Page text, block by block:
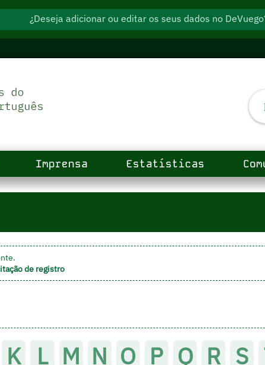
¿Deseja adicionar ou editar os seus dados no
Imprensa Estatísticas
de registro
K L M N O P Q R S